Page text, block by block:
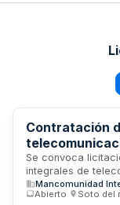
Contratación
móvil para la
Sociales Las
Se convoca
integrales de
de voz,
Mancomunidad de
Mancomunidad
Abierto
Soto del